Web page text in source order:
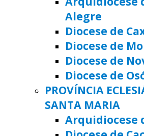
Alegre
Diocese de
Diocese de
Diocese de
Diocese de
PROVÍNCIA
SANTA MARIA
Arquidiocese